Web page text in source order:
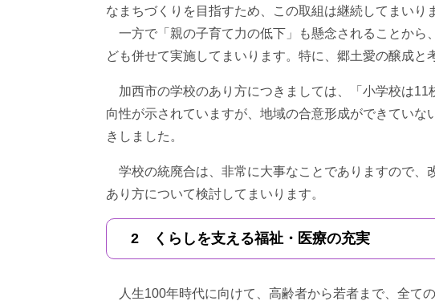
なまちづくりを目指すため、この取組は継続してまいり
一方で「親の子育て力の低下」も懸念されることから
ども併せて実施してまいります。特に、郷土愛の醸成と
加西市の学校のあり方につきましては、「小学校は11
向性が示されていますが、地域の合意形成ができてい
きしました。
学校の統廃合は、非常に大事なことでありますので、
あり方について検討してまいります。
2 くらしを支える福祉・医療の充実
人生100年時代に向けて、高齢者から若者まで、全て